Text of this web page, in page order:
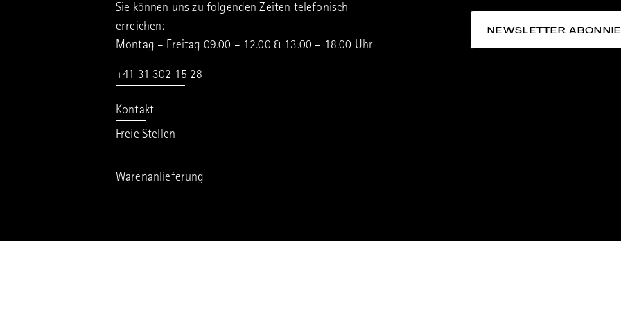
Sie können uns zu folgenden Zeiten telefonisch
erreichen:
Montag – Freitag 09.00 – 12.00 & 13.00 – 18.00 Uhr
+41 31 302 15 28
Kontakt
Freie Stellen
Warenanlieferung